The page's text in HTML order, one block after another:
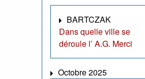
BARTCZAK
Dans quelle ville se
déroule l’ A.G. Merci
Octobre 2025